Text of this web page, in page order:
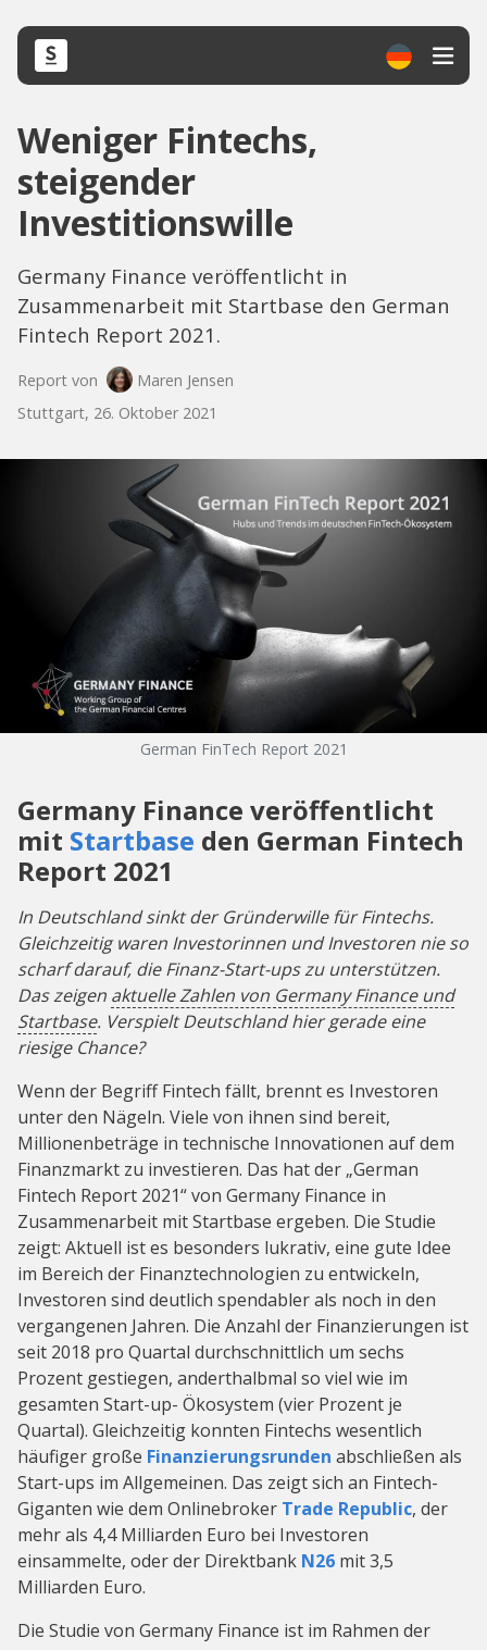
Weniger Fintechs,
steigender
Investitionswille
Germany Finance veröffentlicht in
Zusammenarbeit mit Startbase den German
Fintech Report 2021.
Report von
Maren Jensen
Stuttgart, 26. Oktober 2021
German FinTech Report 2021
Germany Finance veröffentlicht
mit Startbase den German Fintech
Report 2021
In Deutschland sinkt der Gründerwille für Fintechs.
Gleichzeitig waren Investorinnen und Investoren nie so
scharf darauf, die Finanz-Start-ups zu unterstützen.
Das zeigen aktuelle Zahlen von Germany Finance und
Startbase. Verspielt Deutschland hier gerade eine
riesige Chance?
Wenn der Begriff Fintech fällt, brennt es Investoren
unter den Nägeln. Viele von ihnen sind bereit,
Millionenbeträge in technische Innovationen auf dem
Finanzmarkt zu investieren. Das hat der „German
Fintech Report 2021“ von Germany Finance in
Zusammenarbeit mit Startbase ergeben. Die Studie
zeigt: Aktuell ist es besonders lukrativ, eine gute Idee
im Bereich der Finanztechnologien zu entwickeln,
Investoren sind deutlich spendabler als noch in den
vergangenen Jahren. Die Anzahl der Finanzierungen ist
seit 2018 pro Quartal durchschnittlich um sechs
Prozent gestiegen, anderthalbmal so viel wie im
gesamten Start-up- Ökosystem (vier Prozent je
Quartal). Gleichzeitig konnten Fintechs wesentlich
häufiger große Finanzierungsrunden abschließen als
Start-ups im Allgemeinen. Das zeigt sich an Fintech-
Giganten wie dem Onlinebroker Trade Republic, der
mehr als 4,4 Milliarden Euro bei Investoren
einsammelte, oder der Direktbank N26 mit 3,5
Milliarden Euro.
Die Studie von Germany Finance ist im Rahmen der